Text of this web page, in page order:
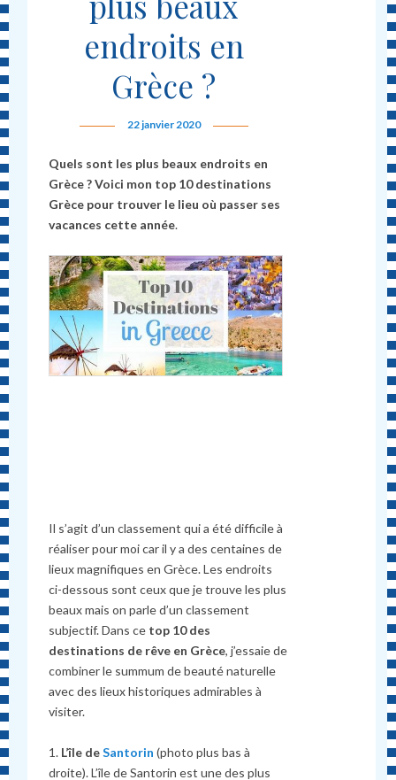
endroits en
Grèce ?
22 janvier 2020
Quels sont les plus beaux endroits en
Grèce ? Voici mon top 10 destinations
Grèce pour trouver le lieu où passer ses
vacances cette année.
Il s’agit d’un classement qui a été difficile à
réaliser pour moi car il y a des centaines de
lieux magnifiques en Grèce. Les endroits
ci-dessous sont ceux que je trouve les plus
beaux mais on parle d’un classement
subjectif. Dans ce top 10 des
destinations de rêve en Grèce, j’essaie de
combiner le summum de beauté naturelle
avec des lieux historiques admirables à
visiter.
1. L’île deSantorin (photo plus bas à
droite). L’île de Santorin est une des plus